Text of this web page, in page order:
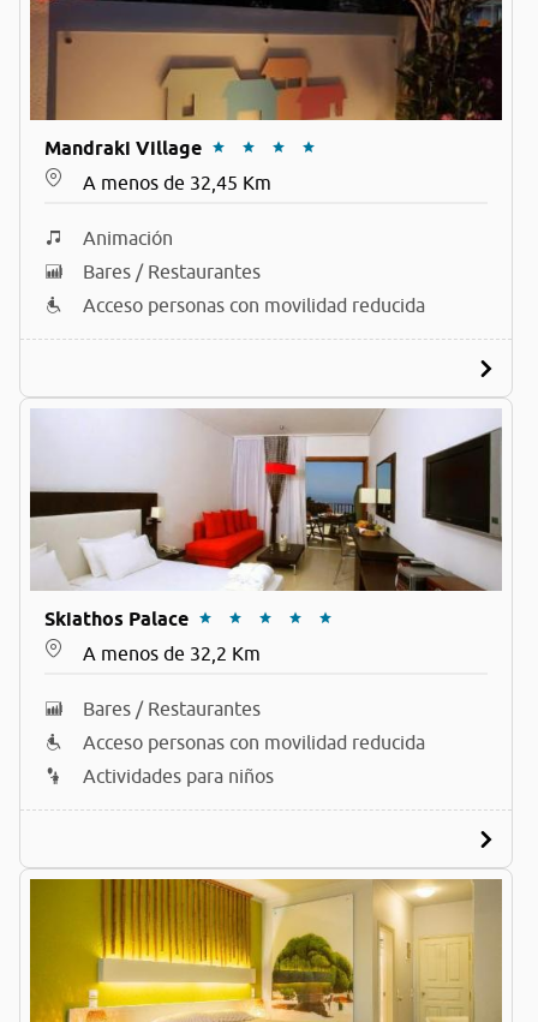
Mandraki Village
A menos de 32,45 Km
Animación
Bares / Restaurantes
Acceso personas con movilidad reducida
Skiathos Palace
A menos de 32,2 Km
Bares / Restaurantes
Acceso personas con movilidad reducida
Actividades para niños